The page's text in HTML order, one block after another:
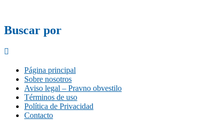
Buscar por
Página principal
Sobre nosotros
Aviso legal – Pravno obvestilo
Términos de uso
Política de Privacidad
Contacto